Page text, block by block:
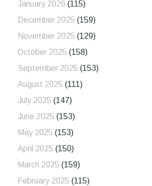
January 2026 (115)
December 2025 (159)
November 2025 (129)
October 2025 (158)
September 2025 (153)
August 2025 (111)
July 2025 (147)
June 2025 (153)
May 2025 (153)
April 2025 (150)
March 2025 (159)
February 2025 (115)